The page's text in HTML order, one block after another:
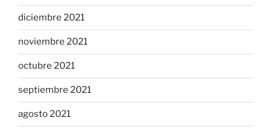
diciembre 2021
noviembre 2021
octubre 2021
septiembre 2021
agosto 2021